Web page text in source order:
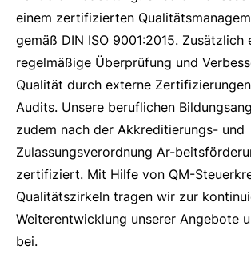
einem zertifizierten
gemäß DIN ISO 9001:2015.
regelmäßige Überprüfung und
Qualität durch externe
Audits. Unsere beruflichen
zudem nach der Akkreditierungs- und
Zulassungsverordnung Ar-
zertifiziert. Mit Hilfe von QM-
Qualitätszirkeln tragen wir zur
Weiterentwicklung unserer Angebote
bei.